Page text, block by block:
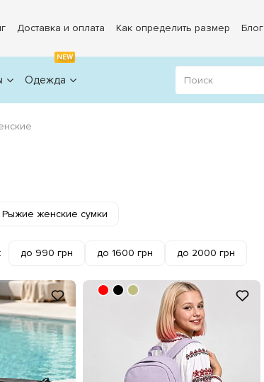
Доставка и оплата Как определить размер Блог
NEW
Одежда
Рыжие женские сумки
до 990 грн до 1600 грн до 2000 грн